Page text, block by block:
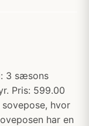
3 sæsons
Pris: 599.00
hvor
har en